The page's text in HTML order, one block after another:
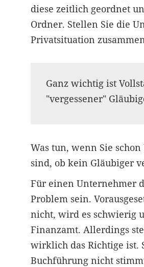
diese zeitlich geordnet
Ordner. Stellen Sie die
Privatsituation
Ganz wichtig ist
"vergessener"
Was tun, wenn Sie
sind, ob kein Gläubiger
Für einen Unternehmer
Problem sein.
nicht, wird es schwierig
Finanzamt. Allerdings
wirklich das Richtige ist.
Buchführung nicht